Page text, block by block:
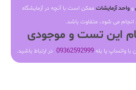
و واحد آزمایشات ممکن است با آنچه در آزمایشگاه
انجام می شود، متفاوت باشد.
این تست و موجودی
با واتساپ یا بله09362592999 در ارتباط باشید.